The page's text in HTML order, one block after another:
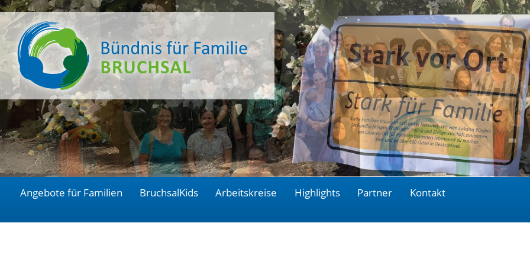
Angebote für Familien BruchsalKids Arbeitskreise Highlights Partner Kontakt